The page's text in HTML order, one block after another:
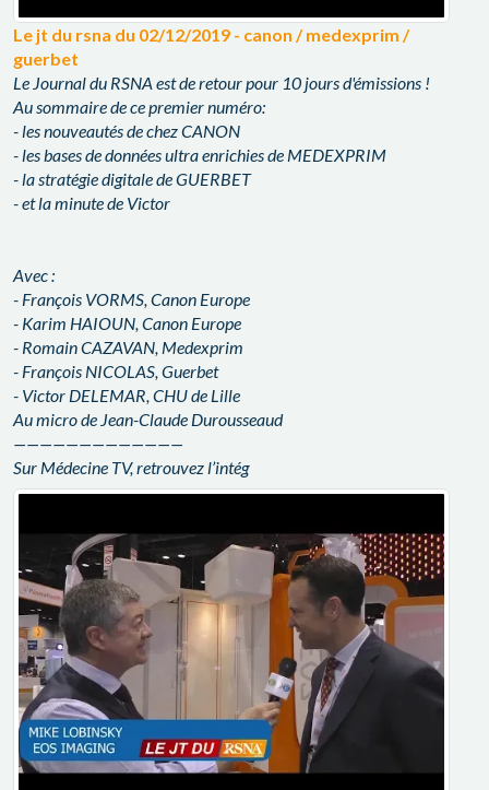
Le jt du rsna du 02/12/2019 - canon / medexprim /
guerbet
Le Journal du RSNA est de retour pour 10 jours d'émissions !
Au sommaire de ce premier numéro:
- les nouveautés de chez CANON
- les bases de données ultra enrichies de MEDEXPRIM
- la stratégie digitale de GUERBET
- et la minute de Victor
Avec :
- François VORMS, Canon Europe
- Karim HAIOUN, Canon Europe
- Romain CAZAVAN, Medexprim
- François NICOLAS, Guerbet
- Victor DELEMAR, CHU de Lille
Au micro de Jean-Claude Durousseaud
—————————————
Sur Médecine TV, retrouvez l’intég